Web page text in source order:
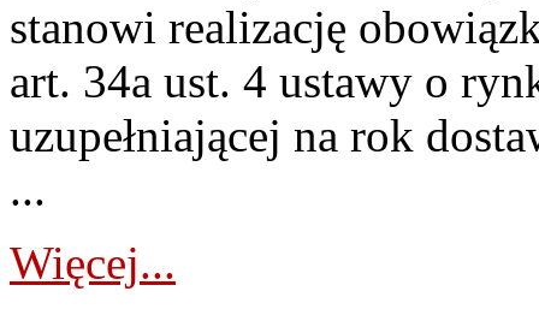
stanowi realizację
art. 34a ust. 4 ustawy o
uzupełniającej na rok
...
Więcej...